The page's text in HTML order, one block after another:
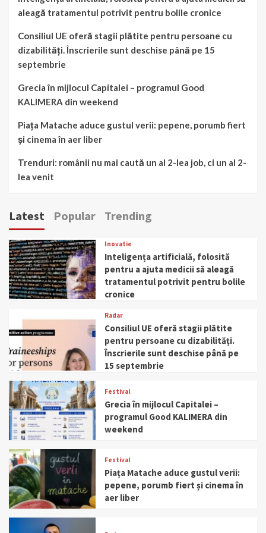
aleagă tratamentul potrivit pentru bolile cronice
Consiliul UE oferă stagii plătite pentru persoane cu
dizabilități. Înscrierile sunt deschise până pe 15
septembrie
Grecia în mijlocul Capitalei – programul Good
KALIMERA din weekend
Piața Matache aduce gustul verii: pepene, porumb fiert
și cinema în aer liber
Trenduri: românii nu mai caută un al 2-lea job, ci un al 2-
lea venit
Latest Popular Trending
Inovatie
Inteligența artificială, folosită
pentru a ajuta medicii să aleagă
tratamentul potrivit pentru bolile
cronice
Radar
Consiliul UE oferă stagii plătite
pentru persoane cu dizabilități.
Înscrierile sunt deschise până pe
15 septembrie
Festival
Grecia în mijlocul Capitalei –
programul Good KALIMERA din
weekend
Festival
Piața Matache aduce gustul verii:
pepene, porumb fiert și cinema în
aer liber